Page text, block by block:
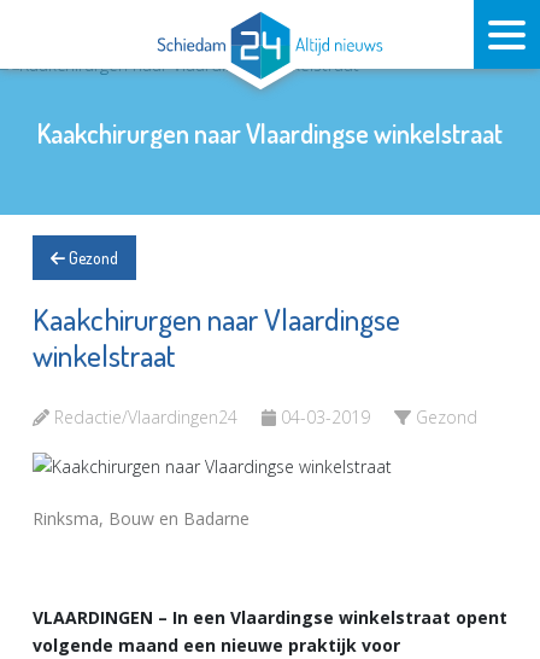
Kaakchirurgen naar Vlaardingse winkelstraat
Gezond
Kaakchirurgen naar Vlaardingse
winkelstraat
Redactie/Vlaardingen24 04-03-2019 Gezond
Rinksma, Bouw en Badarne
VLAARDINGEN – In een Vlaardingse winkelstraat opent
volgende maand een nieuwe praktijk voor